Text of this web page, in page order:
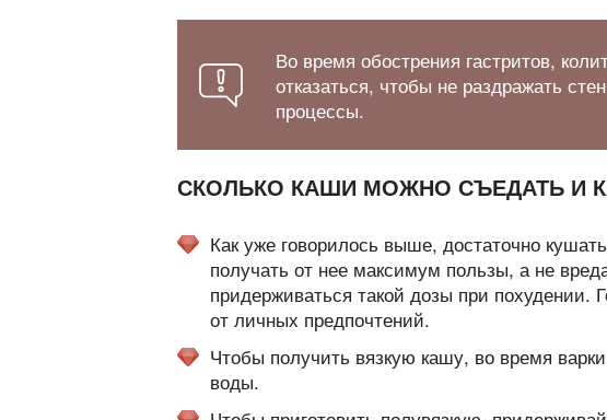
Во время обострения гастритов,
отказаться, чтобы не раздражать
процессы.
СКОЛЬКО КАШИ МОЖНО СЪЕДАТЬ И
Как уже говорилось выше, достаточно
получать от нее максимум пользы, а не
придерживаться такой дозы при похудении.
от личных предпочтений.
Чтобы получить вязкую кашу, во время
воды.